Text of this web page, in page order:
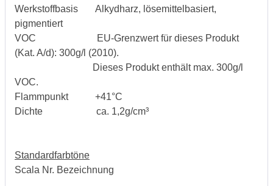
Werkstoffbasis Alkydharz, lösemittelbasiert,
pigmentiert
VOC EU-Grenzwert für dieses Produkt
(Kat. A/d): 300g/l (2010).
Dieses Produkt enthält max. 300g/l
VOC.
Flammpunkt +41°C
Dichte ca. 1,2g/cm³
Standardfarbtöne
Scala Nr. Bezeichnung